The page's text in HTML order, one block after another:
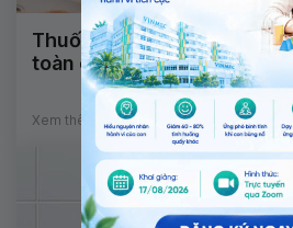
Thuốc điều trị viêm khớp
toàn cho người đang mang
Xem thêm